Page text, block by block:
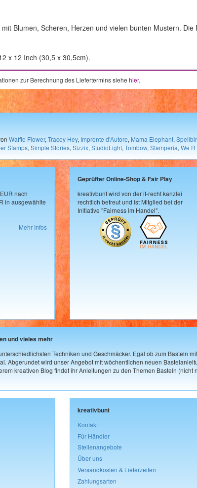
Blumen, Scheren, Herzen und vielen bunten Mustern.
x 12 Inch (30,5 x 30,5cm).
zur Berechnung des Liefertermins siehe hier.
Waffle Flower, Tracey Hey, Impronte d'Autore, Mama Elephant,
Stamps, Simple Stories, Sizzix, StudioLight, Tombow, Stamperia, We
nach
in ausgewählte
Mehr Infos
Geprüfter Online-Shop & Fair Play
kreativbunt wird von der it-recht kanzlei
rechtlich betreut und ist Mitglied bei der
Initiative "Fairness im Handel".
und vieles mehr
Techniken und Geschmäcker. Egal ob zum Basteln
Abgerundet wird unser Angebot mit wöchentlichen neuen
kreativen Blog findet ihr Anleitungen zu den Themen Basteln (nicht
kreativbunt
Kontakt
Für Händler
Stellenangebote
Über uns
Versandkosten & Lieferzeiten
Zahlungsarten